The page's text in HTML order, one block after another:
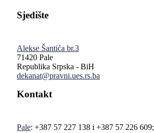
Sjedište
Alekse Šantića br.3
71420 Pale
Republika Srpska - BiH
dekanat@pravni.ues.rs.ba
Kontakt
Pale: +387 57 227 138 i +387 57 226 609;